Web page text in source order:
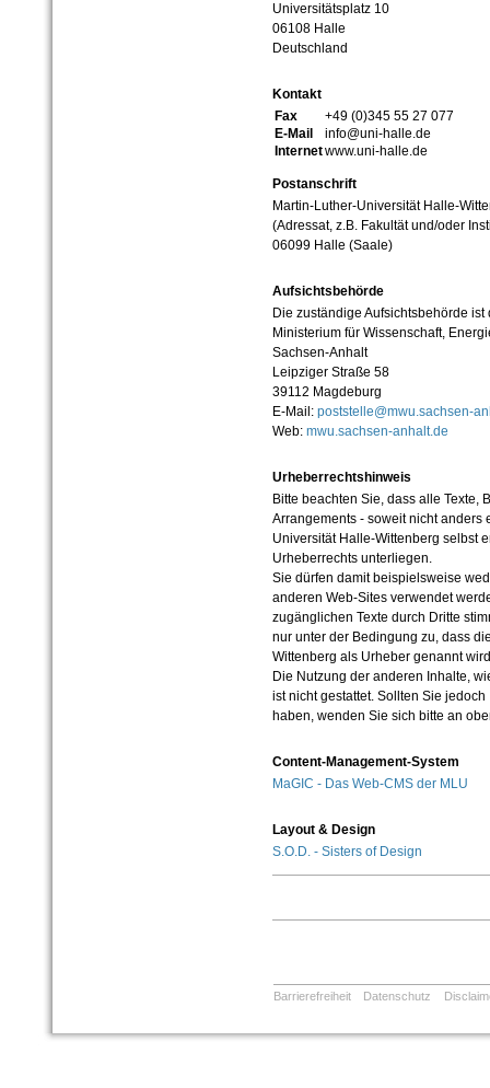
Universitätsplatz 10
06108 Halle
Deutschland
Kontakt
Fax
+49 (0)345 55 27 077
E-Mail
info@uni-halle.de
Internetwww.uni-halle.de
Postanschrift
Martin-Luther-Universität Halle-
(Adressat, z.B. Fakultät und/oder
06099 Halle (Saale)
Aufsichtsbehörde
Die zuständige Aufsichtsbehörde ist
Ministerium für Wissenschaft,
Sachsen-Anhalt
Leipziger Straße 58
39112 Magdeburg
E-Mail: poststelle@mwu.sachsen-
Web: mwu.sachsen-anhalt.de
Urheberrechtshinweis
Bitte beachten Sie, dass alle Texte,
Arrangements - soweit nicht anders
Universität Halle-Wittenberg selbst
Urheberrechts unterliegen.
Sie dürfen damit beispielsweise
anderen Web-Sites verwendet
zugänglichen Texte durch Dritte
nur unter der Bedingung zu, dass
Wittenberg als Urheber genannt
Die Nutzung der anderen Inhalte,
ist nicht gestattet. Sollten Sie
haben, wenden Sie sich bitte an
Content-Management-System
MaGIC - Das Web-CMS der MLU
Layout & Design
S.O.D. - Sisters of Design
Barrierefreiheit Datenschutz